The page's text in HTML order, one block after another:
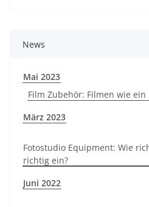
News
Mai 2023
Film Zubehör: Filmen wie ein
März 2023
Fotostudio Equipment: Wie
richtig ein?
Juni 2022